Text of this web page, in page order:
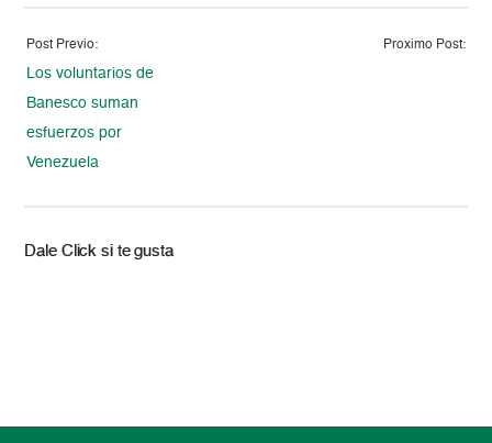
Post Previo:
Los voluntarios de
Banesco suman
esfuerzos por
Venezuela
Proximo Post:
Dale Click si te gusta